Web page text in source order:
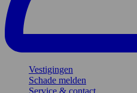
Vestigingen
Schade melden